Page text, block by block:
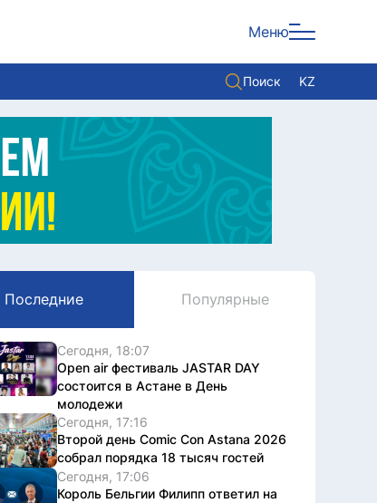
Меню
Поиск KZ
Политика
Экономика
Культура
Служба Комплаенс
Служу стране
Последние Популярные
Сегодня, 18:07
Open air фестиваль JASTAR DAY
состоится в Астане в День
молодежи
Сегодня, 17:16
Второй день Comic Con Astana 2026
собрал порядка 18 тысяч гостей
Сегодня, 17:06
Король Бельгии Филипп ответил на